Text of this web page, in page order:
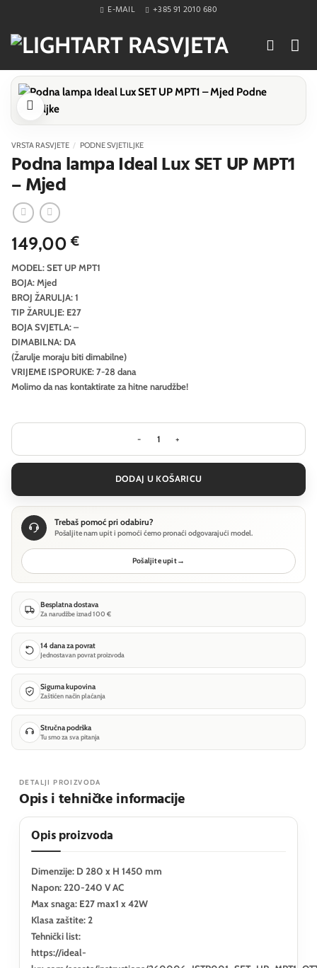
content
E-MAIL +385 91 2010 680
VRSTA RASVJETE / PODNE SVJETILJKE
Podna lampa Ideal Lux SET UP MPT1
– Mjed
149,00€
MODEL: SET UP MPT1
BOJA: Mjed
BROJ ŽARULJA: 1
TIP ŽARULJE: E27
BOJA SVJETLA: –
DIMABILNA: DA
(Žarulje moraju biti dimabilne)
VRIJEME ISPORUKE: 7-28 dana
Molimo da nas kontaktirate za hitne narudžbe!
Podna lampa Ideal Lux SET UP
DODAJ U KOŠARICU
Trebaš pomoć pri odabiru?
Pošaljite nam upit i pomoći ćemo pronaći odgovarajući model.
Pošaljite upit→
Besplatna dostava
Za narudžbe iznad 100 €
14 dana za povrat
Jednostavan povrat proizvoda
Sigurna kupovina
Zaštićen način plaćanja
Stručna podrška
Tu smo za sva pitanja
DETALJI PROIZVODA
Opis i tehničke informacije
Opis proizvoda
Dimenzije: D 280 x H 1450 mm
Napon: 220-240 V AC
Max snaga: E27 max1 x 42W
Klasa zaštite: 2
Tehnički list:
https://ideal-